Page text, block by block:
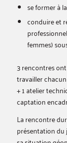
se former à
conduire et
femmes)
3 rencontres
travailler
+ 1 atelier
captation
La rencontre
présentation du